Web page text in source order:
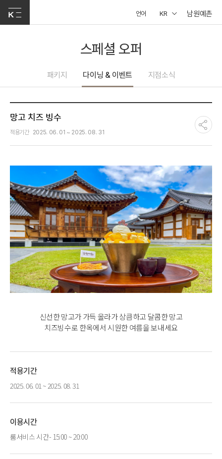
언어 KR 남원예촌
스페셜 오퍼
패키지 다이닝 & 이벤트 지점소식
망고 치즈 빙수
적용기간 2025. 06. 01 ~ 2025. 08. 31
신선한 망고가 가득 올라가 상큼하고 달콤한 망고
치즈빙수로 한옥에서 시원한 여름을 보내세요
적용기간
2025. 06. 01 ~ 2025. 08. 31
이용시간
룸서비스 시간- 15:00 ~ 20:00